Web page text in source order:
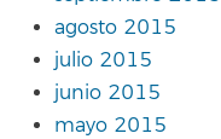
agosto 2015
julio 2015
junio 2015
mayo 2015